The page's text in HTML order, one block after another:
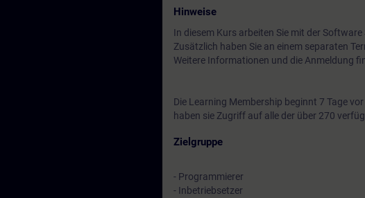
Hinweise
In diesem Kurs arbeiten Sie mit der Software
Zusätzlich haben Sie an einem separaten
Weitere Informationen und die Anmeldung
Die Learning Membership beginnt 7 Tage
haben sie Zugriff auf alle der über 270
Zielgruppe
- Programmierer
- Inbetriebsetzer